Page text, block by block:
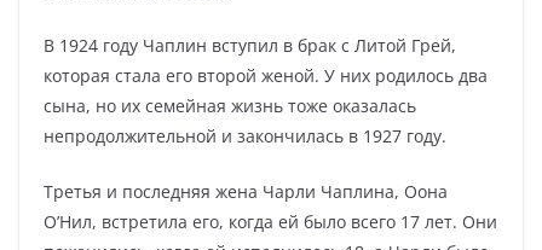
В 1924 году Чаплин вступил в брак с Литой Грей,
которая стала его второй женой. У них родилось два
сына, но их семейная жизнь тоже оказалась
непродолжительной и закончилась в 1927 году.
Третья и последняя жена Чарли Чаплина, Оона
О’Нил, встретила его, когда ей было всего 17 лет. Они